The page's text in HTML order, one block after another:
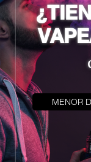
MENOR
PRO POD
2PCS
S/.
8 otros
categoría: